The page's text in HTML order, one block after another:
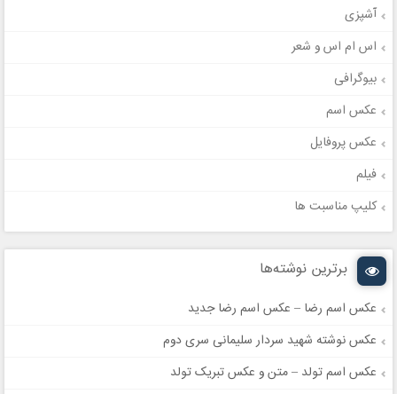
آشپزی
اس ام اس و شعر
بیوگرافی
عکس اسم
عکس پروفایل
فیلم
کلیپ مناسبت ها
برترین نوشته‌ها
عکس اسم رضا – عکس اسم رضا جدید
عکس نوشته شهید سردار سلیمانی سری دوم
عکس اسم تولد – متن و عکس تبریک تولد